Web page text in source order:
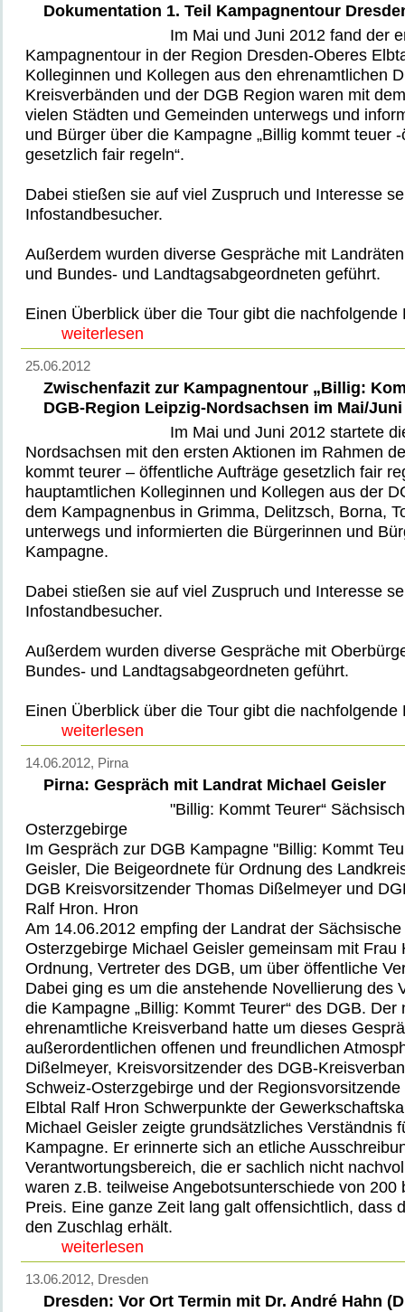
Dokumentation 1. Teil Kampagnentour
Im Mai und Juni 2012 fand der
Kampagnentour in der Region Dresden-Oberes
Kolleginnen und Kollegen aus den ehrenamtlichen
Kreisverbänden und der DGB Region waren mit
vielen Städten und Gemeinden unterwegs und
und Bürger über die Kampagne „Billig kommt teuer
gesetzlich fair regeln“.
Dabei stießen sie auf viel Zuspruch und Interesse
Infostandbesucher.
Außerdem wurden diverse Gespräche mit
und Bundes- und Landtagsabgeordneten geführt.
Einen Überblick über die Tour gibt die nachfolgende
weiterlesen
25.06.2012
Zwischenfazit zur Kampagnentour „Billig:
DGB-Region Leipzig-Nordsachsen im Mai/Juni
Im Mai und Juni 2012 startete
Nordsachsen mit den ersten Aktionen im Rahmen
kommt teurer – öffentliche Aufträge gesetzlich fair
hauptamtlichen Kolleginnen und Kollegen aus der
dem Kampagnenbus in Grimma, Delitzsch, Borna,
unterwegs und informierten die Bürgerinnen und
Kampagne.
Dabei stießen sie auf viel Zuspruch und Interesse
Infostandbesucher.
Außerdem wurden diverse Gespräche mit
Bundes- und Landtagsabgeordneten geführt.
Einen Überblick über die Tour gibt die nachfolgende
weiterlesen
14.06.2012, Pirna
Pirna: Gespräch mit Landrat Michael Geisler
"Billig: Kommt Teurer“
Osterzgebirge
Im Gespräch zur DGB Kampagne "Billig: Kommt
Geisler, Die Beigeordnete für Ordnung des
DGB Kreisvorsitzender Thomas Dißelmeyer und
Ralf Hron. Hron
Am 14.06.2012 empfing der Landrat der
Osterzgebirge Michael Geisler gemeinsam mit Frau
Ordnung, Vertreter des DGB, um über öffentliche
Dabei ging es um die anstehende Novellierung des
die Kampagne „Billig: Kommt Teurer“ des DGB. Der
ehrenamtliche Kreisverband hatte um dieses
außerordentlichen offenen und freundlichen
Dißelmeyer, Kreisvorsitzender des DGB-
Schweiz-Osterzgebirge und der
Elbtal Ralf Hron Schwerpunkte der
Michael Geisler zeigte grundsätzliches Verständnis
Kampagne. Er erinnerte sich an etliche
Verantwortungsbereich, die er sachlich nicht
waren z.B. teilweise Angebotsunterschiede von 200
Preis. Eine ganze Zeit lang galt offensichtlich, dass
den Zuschlag erhält.
weiterlesen
13.06.2012, Dresden
Dresden: Vor Ort Termin mit Dr. André Hahn